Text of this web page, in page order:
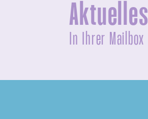
Aktuelles
In Ihrer Mailbox